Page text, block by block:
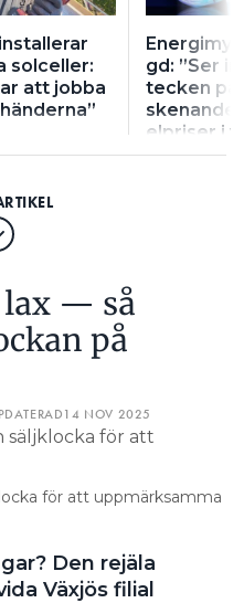
solceller:
att jobba
gd: ”Ser
tecken på
skenande
elpriser i
lax — så
på
14 NOV 2025
för att uppmärksamma
Den rejäla
Växjös filial